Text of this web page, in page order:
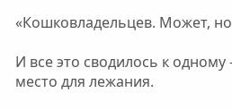
«Кошковладельцев. Может,
И все это сводилось к
место для лежания.